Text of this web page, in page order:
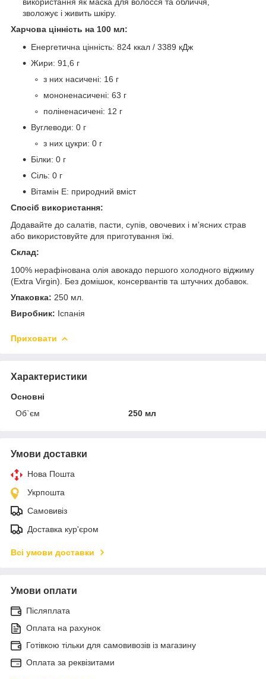
зволожує і живить шкіру.
Харчова цінність на 100 мл:
Енергетична цінність: 824 ккал / 3389 кДж
Жири: 91,6 г
з них насичені: 16 г
мононенасичені: 63 г
поліненасичені: 12 г
Вуглеводи: 0 г
з них цукри: 0 г
Білки: 0 г
Сіль: 0 г
Вітамін Е: природний вміст
Спосіб використання:
Додавайте до салатів, пасти, супів, овочевих і м’ясних страв
або використовуйте для приготування їжі.
Склад:
100% нерафінована олія авокадо першого холодного віджиму
(Extra Virgin). Без домішок, консервантів та штучних добавок.
Упаковка: 250 мл.
Виробник: Іспанія
Приховати
Характеристики
Основні
Об`єм
250 мл
Умови доставки
Нова Пошта
Укрпошта
Самовивіз
Доставка кур'єром
Всі умови доставки
Умови оплати
Післяплата
Оплата на рахунок
Готівкою тільки для самовивозів із магазину
Оплата за реквізитами